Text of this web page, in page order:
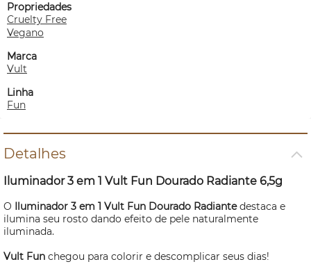
Propriedades
Cruelty Free
Vegano
Marca
Vult
Linha
Fun
Detalhes
Iluminador 3 em 1 Vult Fun Dourado Radiante 6,5g
O Iluminador 3 em 1 Vult Fun Dourado Radiantedestaca e
ilumina seu rosto dando efeito de pele naturalmente
iluminada.
Vult Fun chegou para colorir e descomplicar seus dias!